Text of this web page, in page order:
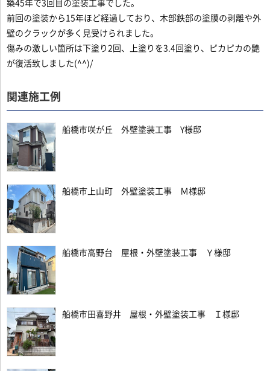
築45年で3回目の塗装工事でした。
前回の塗装から15年ほど経過しており、木部鉄部の塗膜の剥離や外
壁のクラックが多く見受けられました。
傷みの激しい箇所は下塗り2回、上塗りを3.4回塗り、ピカピカの艶
が復活致しました(^^)/
関連施工例
船橋市咲が丘 外壁塗装工事 Y様邸
船橋市上山町 外壁塗装工事 Ｍ様邸
船橋市高野台 屋根・外壁塗装工事 Ｙ様邸
船橋市田喜野井 屋根・外壁塗装工事 Ｉ様邸